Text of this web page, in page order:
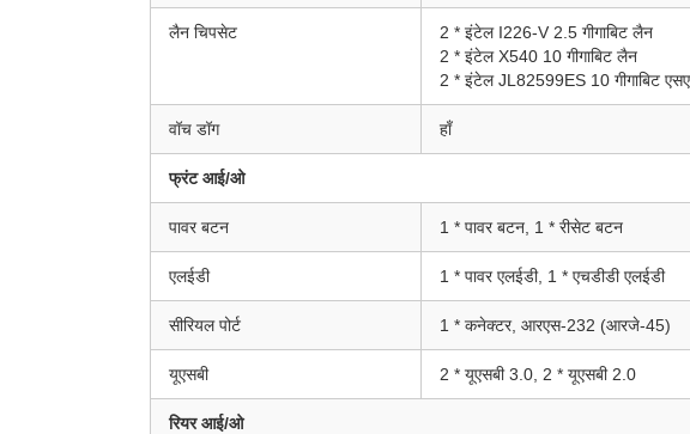
लैन चिपसेट
2 * इंटेल I226-V 2.5 गीगाबिट लैन
2 * इंटेल X540 10 गीगाबिट लैन
2 * इंटेल JL82599ES 10 गीगाबिट
वॉच डॉग हाँ
फ्रंट आई/ओ
पावर बटन 1 * पावर बटन, 1 * रीसेट बटन
एलईडी 1 * पावर एलईडी, 1 * एचडीडी एलईडी
सीरियल पोर्ट 1 * कनेक्टर, आरएस-232 (आरजे-45)
यूएसबी 2 * यूएसबी 3.0, 2 * यूएसबी 2.0
रियर आई/ओ